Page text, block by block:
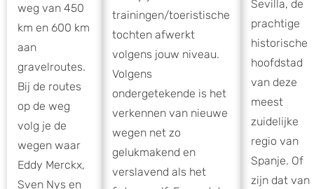
weg van 450
km en 600 km
aan
gravelroutes.
Bij de routes
op de weg
volg je de
wegen waar
Eddy Merckx,
Sven Nys en
trainingen/toeristische
tochten afwerkt
volgens jouw niveau.
Volgens
ondergetekende is het
verkennen van nieuwe
wegen net zo
gelukmakend en
verslavend als het
Sevilla, de
prachtige
historische
hoofdstad
van deze
meest
zuidelijke
regio van
Spanje. Of
zijn dat van